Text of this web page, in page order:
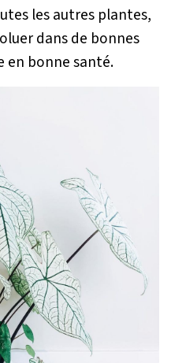
les autres plantes,
dans de bonnes
en bonne santé.